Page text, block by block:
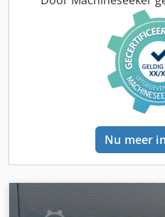
000719 Dksdsx Nk Hyjpfx
Nu meer